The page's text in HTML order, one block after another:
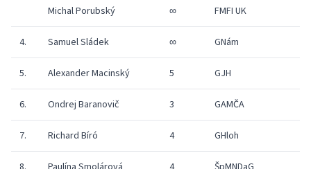
Michal Porubský ∞ FMFI UK
4. Samuel Sládek ∞ GNám
5. Alexander Macinský 5 GJH
6. Ondrej Baranovič 3 GAMČA
7. Richard Bíró 4 GHloh